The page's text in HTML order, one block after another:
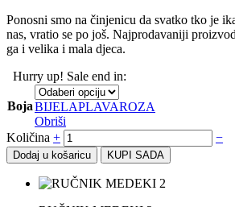
Ponosni smo na činjenicu da svatko tko je
nas, vratio se po još. Najprodavaniji
ga i velika i mala djeca.
Hurry up! Sale end in:
BojaBIJELAPLAVAROZA
Obriši
Količina + −
Dodaj u košaricu KUPI SADA